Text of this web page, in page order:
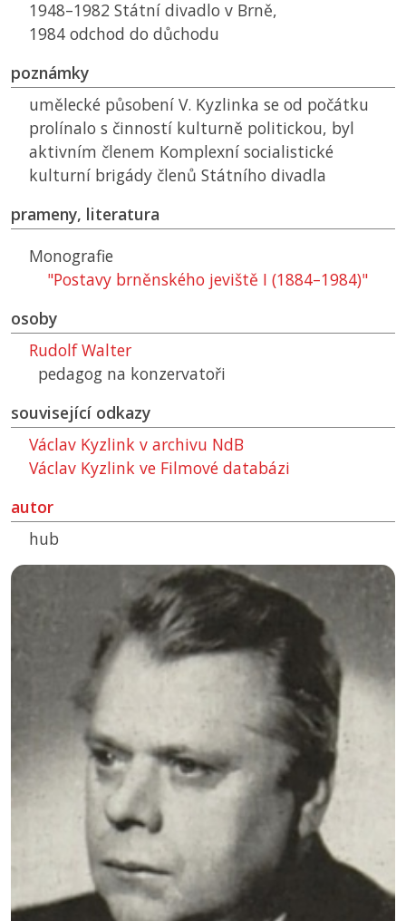
1948–1982 Státní divadlo v Brně,
1984 odchod do důchodu
poznámky
umělecké působení V. Kyzlinka se od počátku
prolínalo s činností kulturně politickou, byl
aktivním členem Komplexní socialistické
kulturní brigády členů Státního divadla
prameny, literatura
Monografie
"Postavy brněnského jeviště I (1884–1984)"
osoby
Rudolf Walter
pedagog na konzervatoři
související odkazy
Václav Kyzlink v archivu NdB
Václav Kyzlink ve Filmové databázi
autor
hub